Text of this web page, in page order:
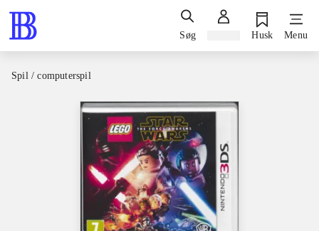
Søg Husk Menu
Spil / computerspil